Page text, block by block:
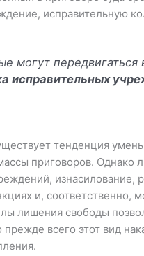
исправительную
могут передвигаться
исправительных
тенденция
приговоров.
и,
лишения свободы
прежде всего этот вид